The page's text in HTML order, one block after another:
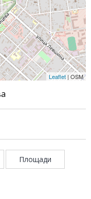
Leaflet | OSM
Площади